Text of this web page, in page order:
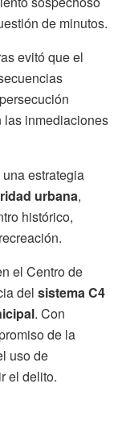
de minutos.
evitó que el
las inmediaciones
estrategia
urbana,
histórico,
el Centro de
del sistema C4
. Con
de la
uso de
el delito.